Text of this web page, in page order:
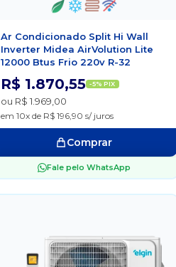
Ar Condicionado Split Hi Wall
Inverter Midea AirVolution Lite
12000 Btus Frio 220v R-32
R$ 1.870,55 -5% PIX
ou R$ 1.969,00
em 10x de R$ 196,90 s/ juros
Comprar
Fale pelo WhatsApp